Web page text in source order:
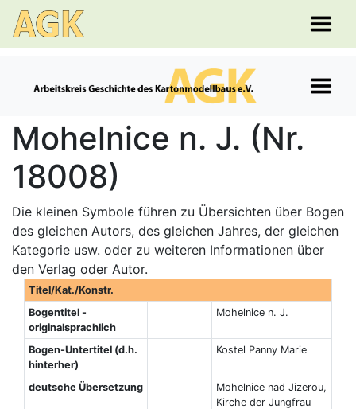
Mohelnice n. J. (Nr.
18008)
Die kleinen Symbole führen zu Übersichten über Bogen
des gleichen Autors, des gleichen Jahres, der gleichen
Kategorie usw. oder zu weiteren Informationen über
den Verlag oder Autor.
Titel/Kat./Konstr.
Bogentitel -
originalsprachlich
Mohelnice n. J.
Bogen-Untertitel (d.h.
hinterher)
Kostel Panny Marie
deutsche Übersetzung
Mohelnice nad Jizerou,
Kirche der Jungfrau